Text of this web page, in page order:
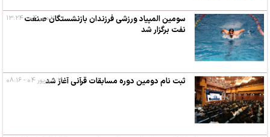
سومین المپیاد ورزشی فرزندان بازنشستگان صنعت
نفت برگزار شد
۷ مهر ۰۴ - ۱۳:۲۴
ثبت نام دومین دوره مسابقات قرآنی آغاز شد
۳۰ شهریور ۰۴ - ۰۸:۱۶